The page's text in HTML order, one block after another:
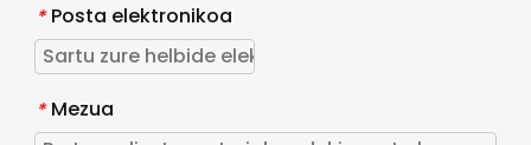
* Posta elektronikoa
* Mezua